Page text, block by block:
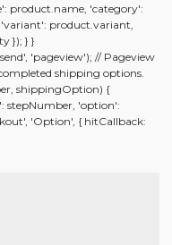
product.name, 'category':
product.variant,
}); } }
'pageview'); // Pageview
shipping options.
shippingOption) {
stepNumber, 'option':
'Option', { hitCallback: